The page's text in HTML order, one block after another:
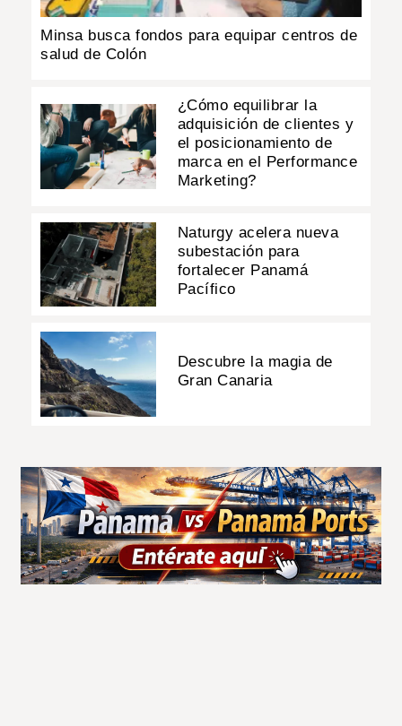
Minsa busca fondos para equipar centros de
salud de Colón
¿Cómo equilibrar la
adquisición de clientes y
el posicionamiento de
marca en el Performance
Marketing?
Naturgy acelera nueva
subestación para
fortalecer Panamá
Pacífico
Descubre la magia de
Gran Canaria